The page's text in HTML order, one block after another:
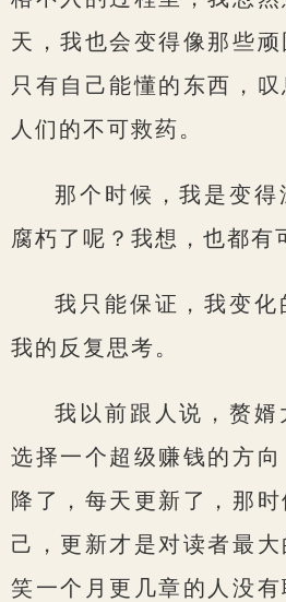
天，我也会变得像那些
只有自己能懂的东西，叹
人们的不可救药。
那个时候，我是变
腐朽了呢？我想，也都有
我只能保证，我变化
我的反复思考。
我以前跟人说，赘婿
选择一个超级赚钱的方
降了，每天更新了，那
己，更新才是对读者最
笑一个月更几章的人没